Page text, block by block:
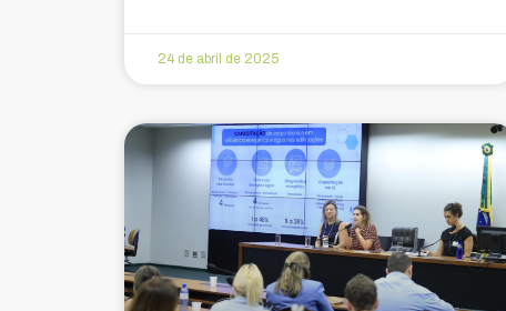
24 de abril de 2025